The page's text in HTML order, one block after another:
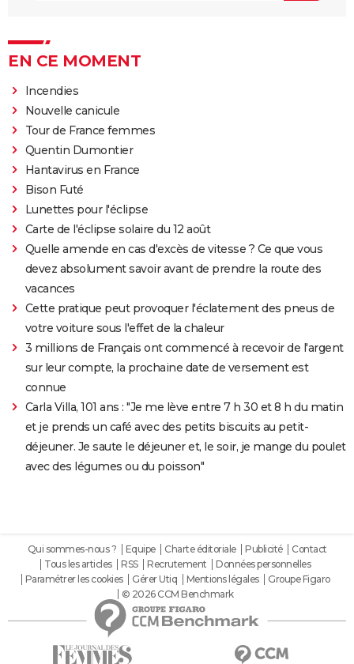
EN CE MOMENT
Incendies
Nouvelle canicule
Tour de France femmes
Quentin Dumontier
Hantavirus en France
Bison Futé
Lunettes pour l'éclipse
Carte de l'éclipse solaire du 12 août
Quelle amende en cas d'excès de vitesse ? Ce que vous
devez absolument savoir avant de prendre la route des
vacances
Cette pratique peut provoquer l'éclatement des pneus de
votre voiture sous l'effet de la chaleur
3 millions de Français ont commencé à recevoir de l'argent
sur leur compte, la prochaine date de versement est
connue
Carla Villa, 101 ans : "Je me lève entre 7 h 30 et 8 h du matin
et je prends un café avec des petits biscuits au petit-
déjeuner. Je saute le déjeuner et, le soir, je mange du poulet
avec des légumes ou du poisson"
Qui sommes-nous ? Equipe Charte éditoriale Publicité
Contact
Tous les articles
RSS Recrutement
Données personnelles
Paramétrer les cookies
Gérer Utiq Mentions légales
Groupe Figaro
© 2026 CCM Benchmark